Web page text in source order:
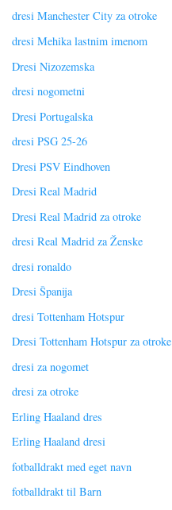
dresi Manchester City za otroke
dresi Mehika lastnim imenom
Dresi Nizozemska
dresi nogometni
Dresi Portugalska
dresi PSG 25-26
Dresi PSV Eindhoven
Dresi Real Madrid
Dresi Real Madrid za otroke
dresi Real Madrid za Ženske
dresi ronaldo
Dresi Španija
dresi Tottenham Hotspur
Dresi Tottenham Hotspur za otroke
dresi za nogomet
dresi za otroke
Erling Haaland dres
Erling Haaland dresi
fotballdrakt med eget navn
fotballdrakt til Barn